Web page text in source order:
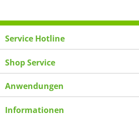
Service Hotline
Shop Service
Anwendungen
Informationen